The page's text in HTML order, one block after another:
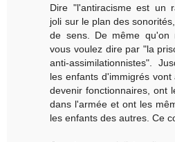
Dire "l'antiracisme est un
joli sur le plan des
de sens. De même qu'on
vous voulez dire par "la
anti-assimilationnistes".
les enfants d'immigrés
devenir fonctionnaires, ont
dans l'armée et ont les
les enfants des autres. Ce